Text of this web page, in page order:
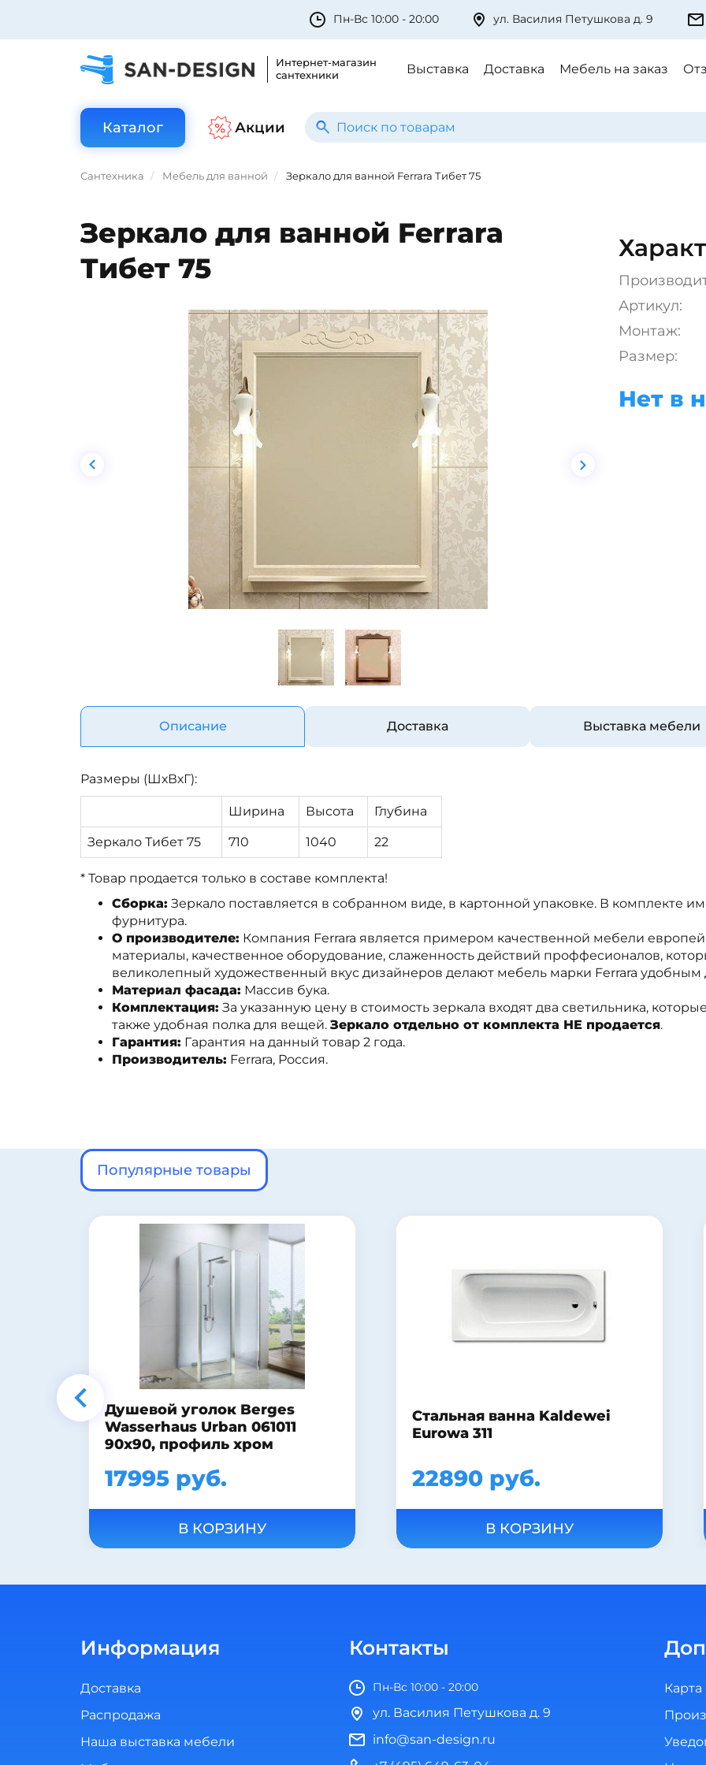
Пн-Вс 10:00 - 20:00 ул. Василия Петушкова д. 9
Интернет-магазин
сантехники
Выставка Доставка Мебель на заказ
Каталог Акции
Сантехника Мебель для ванной Зеркало для ванной Ferrara Тибет 75
Зеркало для ванной Ferrara
Тибет 75
Артикул:
Монтаж:
Размер:
Нет в
Описание Доставка Выставка мебели
Размеры (ШхВхГ):
Ширина Высота Глубина
Зеркало Тибет 75 710 1040 22
* Товар продается только в составе комплекта!
Сборка: Зеркало поставляется в собранном виде, в картонной упаковке. В комплекте
фурнитура.
О производителе: Компания Ferrara является примером качественной мебели
материалы, качественное оборудование, слаженность действий проффесионалов,
великолепный художественный вкус дизайнеров делают мебель марки Ferrara
Материал фасада: Массив бука.
Комплектация: За указанную цену в стоимость зеркала входят два светильника,
также удобная полка для вещей. Зеркало отдельно от комплекта НЕ продается.
Гарантия: Гарантия на данный товар 2 года.
Производитель: Ferrara, Россия.
Популярные товары
Стальная ванна Kaldewei
Eurowa 311
22890 руб.
В КОРЗИНУ
Тумба с раковиной для
ванной Bellezza Уют 60
прямая
12988 руб.
В КОРЗИНУ
Информация
Доставка
Распродажа
Наша выставка мебели
Контакты
Пн-Вс 10:00 - 20:00
ул. Василия Петушкова д. 9
info@san-design.ru
Карта